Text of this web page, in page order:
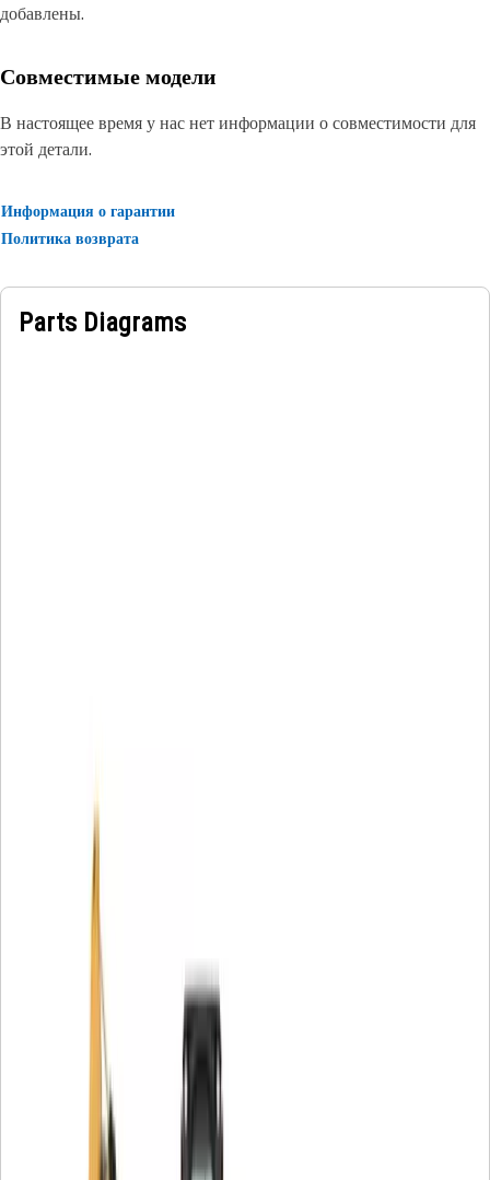
добавлены.
Совместимые модели
В настоящее время у нас нет информации о совместимости для
этой детали.
Информация о гарантии
Политика возврата
Parts Diagrams